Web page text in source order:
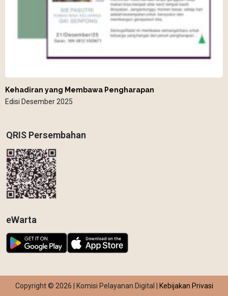
Kehadiran yang Membawa Pengharapan
Edisi Desember 2025
QRIS Persembahan
eWarta
Copyright © 2026 | Komisi Pelayanan Digital | Kebijakan Privasi